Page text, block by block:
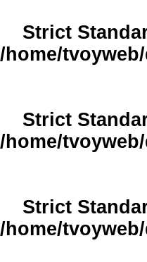
Strict
/home/
Strict
/home/
Strict
/home/